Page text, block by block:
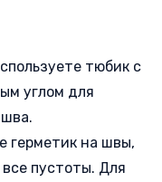
тюбик с
углом для
герметик на швы,
пустоты. Для